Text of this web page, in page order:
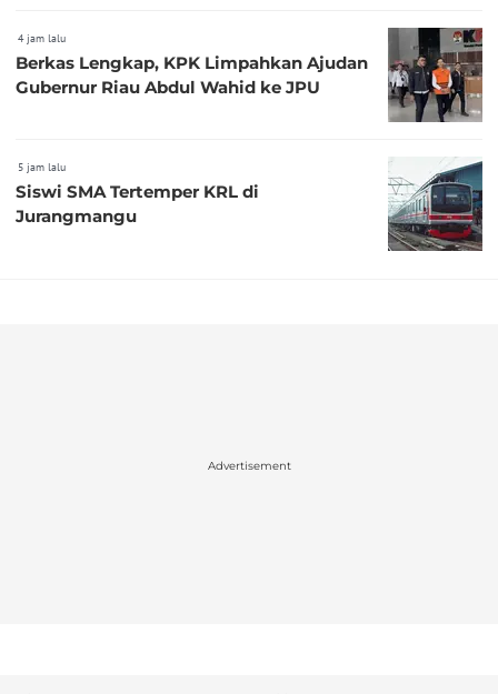
4 jam lalu
Berkas Lengkap, KPK Limpahkan Ajudan
Gubernur Riau Abdul Wahid ke JPU
5 jam lalu
Siswi SMA Tertemper KRL di
Jurangmangu
Advertisement